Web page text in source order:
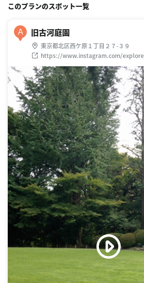
このプランのスポット一覧
A 旧古河庭園
東京都北区西ケ原１丁目２７-３９
https://www.instagram.com/
7